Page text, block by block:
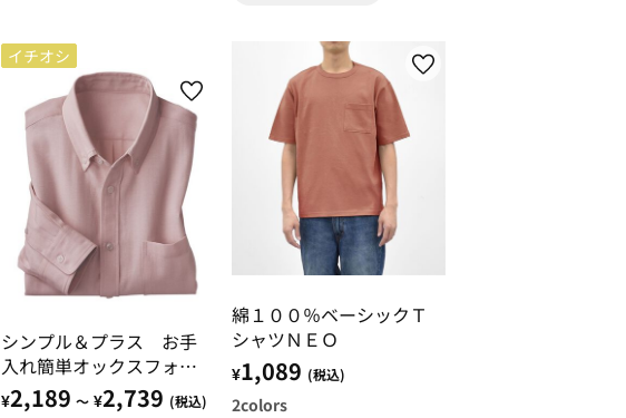
イチオシ
シンプル＆プラス お手
入れ簡単オックスフォー
ドシャツ
¥2,189 ～ ¥2,739 (税込)
綿１００％ベーシックＴ
シャツＮＥＯ
¥1,089 (税込)
2colors